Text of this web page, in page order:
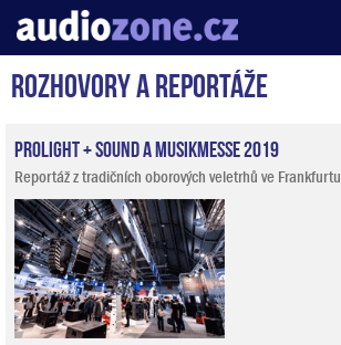
Server o digitálním zpracování zvuku
Rozhovory a reportáže
ProLight + Sound a Musikmesse 2019
Reportáž z tradičních oborových veletrhů ve Frankfurtu.